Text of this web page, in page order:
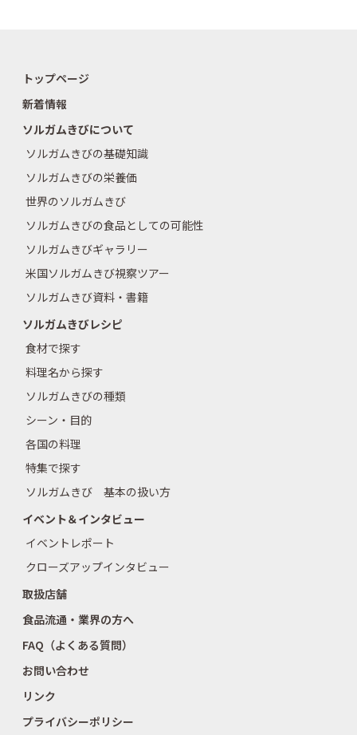
トップページ
新着情報
ソルガムきびについて
ソルガムきびの基礎知識
ソルガムきびの栄養価
世界のソルガムきび
ソルガムきびの食品としての可能性
ソルガムきびギャラリー
米国ソルガムきび視察ツアー
ソルガムきび資料・書籍
ソルガムきびレシピ
食材で探す
料理名から探す
ソルガムきびの種類
シーン・目的
各国の料理
特集で探す
ソルガムきび 基本の扱い方
イベント＆インタビュー
イベントレポート
クローズアップインタビュー
取扱店舗
食品流通・業界の方へ
FAQ（よくある質問）
お問い合わせ
リンク
プライバシーポリシー